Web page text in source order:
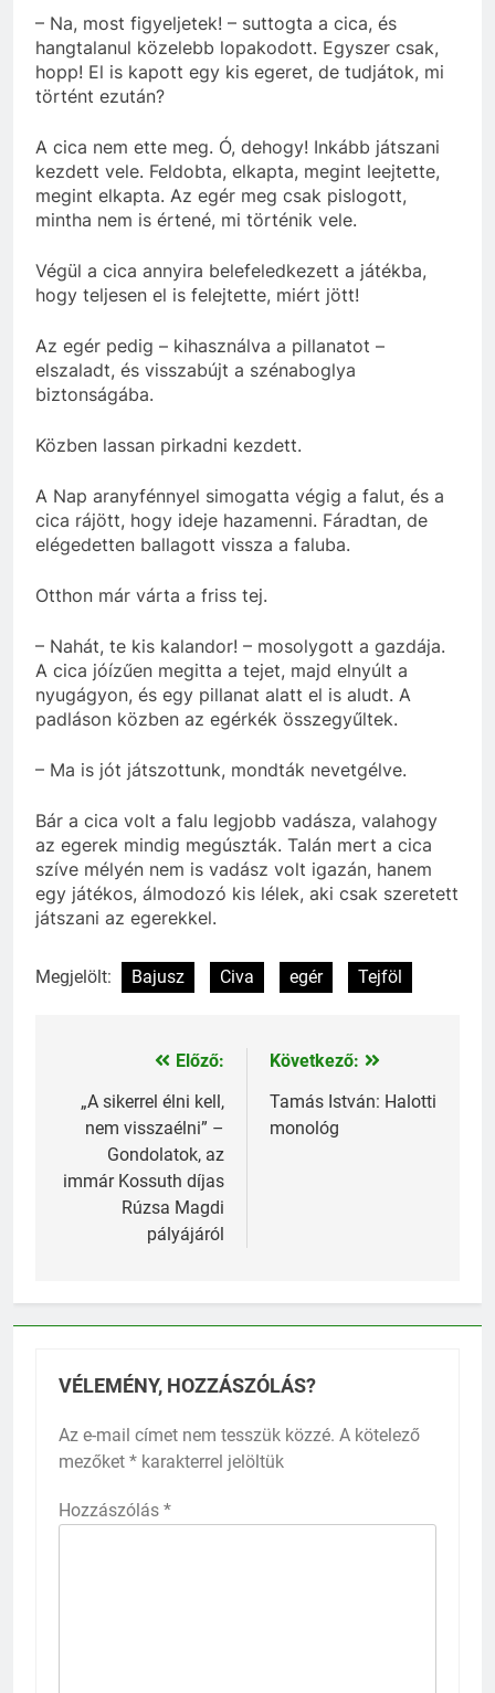
– Na, most figyeljetek! – suttogta a cica, és
hangtalanul közelebb lopakodott. Egyszer csak,
hopp! El is kapott egy kis egeret, de tudjátok, mi
történt ezután?
A cica nem ette meg. Ó, dehogy! Inkább játszani
kezdett vele. Feldobta, elkapta, megint leejtette,
megint elkapta. Az egér meg csak pislogott,
mintha nem is értené, mi történik vele.
Végül a cica annyira belefeledkezett a játékba,
hogy teljesen el is felejtette, miért jött!
Az egér pedig – kihasználva a pillanatot –
elszaladt, és visszabújt a szénaboglya
biztonságába.
Közben lassan pirkadni kezdett.
A Nap aranyfénnyel simogatta végig a falut, és a
cica rájött, hogy ideje hazamenni. Fáradtan, de
elégedetten ballagott vissza a faluba.
Otthon már várta a friss tej.
– Nahát, te kis kalandor! – mosolygott a gazdája.
A cica jóízűen megitta a tejet, majd elnyúlt a
nyugágyon, és egy pillanat alatt el is aludt. A
padláson közben az egérkék összegyűltek.
– Ma is jót játszottunk, mondták nevetgélve.
Bár a cica volt a falu legjobb vadásza, valahogy
az egerek mindig megúszták. Talán mert a cica
szíve mélyén nem is vadász volt igazán, hanem
egy játékos, álmodozó kis lélek, aki csak szeretett
játszani az egerekkel.
Megjelölt: Bajusz Civa egér Tejföl
Bejegyzés
navigáció
Előző:
„A sikerrel élni kell,
nem visszaélni” –
Gondolatok, az
immár Kossuth díjas
Rúzsa Magdi
pályájáról
Következő:
Tamás István: Halotti
monológ
VÉLEMÉNY, HOZZÁSZÓLÁS?
Az e-mail címet nem tesszük közzé. A kötelező
mezőket * karakterrel jelöltük
Hozzászólás *